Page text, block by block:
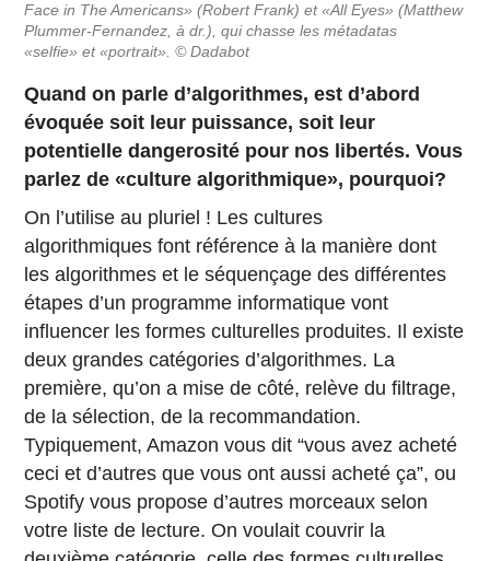
Face in The Americans» (Robert Frank) et «All Eyes» (Matthew
Plummer-Fernandez, à dr.), qui chasse les métadatas
«selfie» et «portrait». © Dadabot
Quand on parle d’algorithmes, est d’abord
évoquée soit leur puissance, soit leur
potentielle dangerosité pour nos libertés. Vous
parlez de «culture algorithmique», pourquoi?
On l’utilise au pluriel ! Les cultures
algorithmiques font référence à la manière dont
les algorithmes et le séquençage des différentes
étapes d’un programme informatique vont
influencer les formes culturelles produites. Il existe
deux grandes catégories d’algorithmes. La
première, qu’on a mise de côté, relève du filtrage,
de la sélection, de la recommandation.
Typiquement, Amazon vous dit “vous avez acheté
ceci et d’autres que vous ont aussi acheté ça”, ou
Spotify vous propose d’autres morceaux selon
votre liste de lecture. On voulait couvrir la